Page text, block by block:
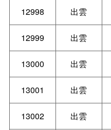
12998 出雲
12999 出雲
13000 出雲
13001 出雲
13002 出雲